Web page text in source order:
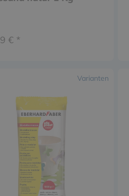
€ *
Varianten